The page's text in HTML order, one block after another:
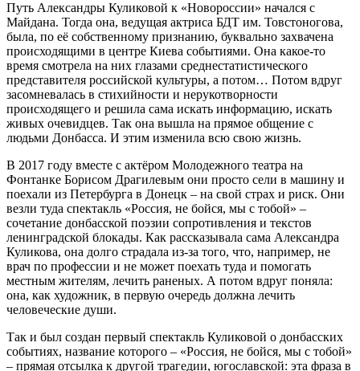
Путь Александры Куликовой к «Новороссии» начался с
Майдана. Тогда она, ведущая актриса БДТ им. Товстоногова,
была, по её собственному признанию, буквально захвачена
происходящими в центре Киева событиями. Она какое-то
время смотрела на них глазами среднестатистического
представителя российской культуры, а потом… Потом вдруг
засомневалась в стихийности и нерукотворности
происходящего и решила сама искать информацию, искать
живых очевидцев. Так она вышла на прямое общение с
людьми Донбасса. И этим изменила всю свою жизнь.
В 2017 году вместе с актёром Молодежного театра на
Фонтанке Борисом Драгилевым они просто сели в машину и
поехали из Петербурга в Донецк – на свой страх и риск. Они
везли туда спектакль «Россия, не бойся, мы с тобой» –
сочетание донбасской поэзии сопротивления и текстов
ленинградской блокады. Как рассказывала сама Александра
Куликова, она долго страдала из-за того, что, например, не
врач по профессии и не может поехать туда и помогать
местным жителям, лечить раненых. А потом вдруг поняла:
она, как художник, в первую очередь должна лечить
человеческие души.
Так и был создан первый спектакль Куликовой о донбасских
событиях, название которого – «Россия, не бойся, мы с тобой»
– прямая отсылка к другой трагедии, югославской: эта фраза в